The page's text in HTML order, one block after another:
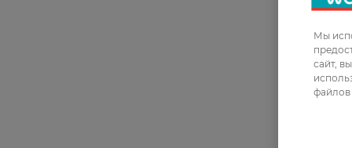
Носки
Code
Мы
сайт,
файлов